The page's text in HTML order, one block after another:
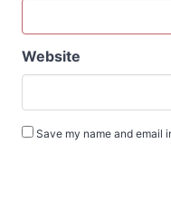
Website
Save my name and email